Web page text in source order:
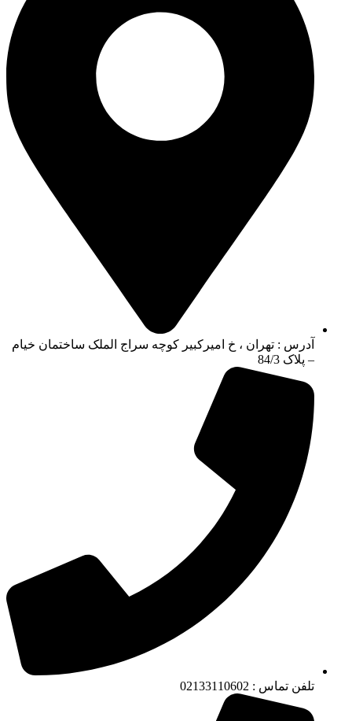
آدرس : تهران ، خ امیرکبیر کوچه سراج الملک ساختمان خیام
– پلاک 84/3
تلفن تماس : 02133110602